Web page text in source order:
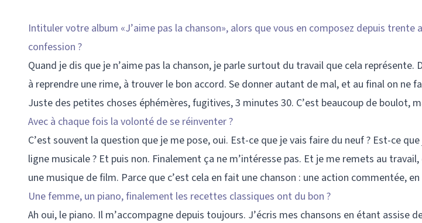
Intituler votre album «J’aime pas la chanson», alors que vous en composez depuis
confession ?
Quand je dis que je n’aime pas la chanson, je parle surtout du travail que cela représente.
à reprendre une rime, à trouver le bon accord. Se donner autant de mal, et au final on ne
Juste des petites choses éphémères, fugitives, 3 minutes 30. C’est beaucoup de boulot,
Avec à chaque fois la volonté de se réinventer ?
C’est souvent la question que je me pose, oui. Est-ce que je vais faire du neuf ? Est-ce
ligne musicale ? Et puis non. Finalement ça ne m’intéresse pas. Et je me remets au
une musique de film. Parce que c’est cela en fait une chanson : une action commentée,
Une femme, un piano, finalement les recettes classiques ont du bon ?
Ah oui, le piano. Il m’accompagne depuis toujours. J’écris mes chansons en étant assise